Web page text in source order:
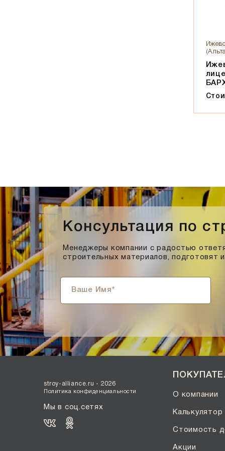
Эрланген
Консультация по
Менеджеры компании с радостью
строительных материалов, подготовят
stroy-alliance.ru - 2026
Политика конфиденциальности
Мы в соц.сетях
О компании
Калькулятор
Стоимость
Акции